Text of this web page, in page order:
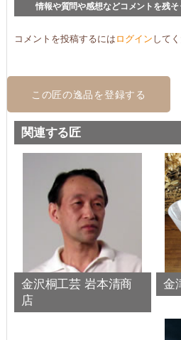
情報や質問や感想などコメントを残そ
コメントを投稿するにはログインしてく
この匠の逸品を登録する
関連する匠
金沢桐工芸 岩本清商
店
金